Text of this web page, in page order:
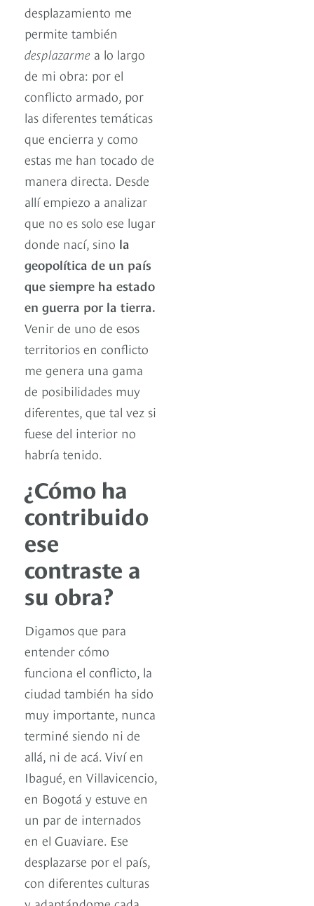
desplazamiento me
permite también
desplazarme a lo largo
de mi obra: por el
conflicto armado, por
las diferentes temáticas
que encierra y como
estas me han tocado de
manera directa. Desde
allí empiezo a analizar
que no es solo ese lugar
donde nací, sino la
geopolítica de un país
que siempre ha estado
en guerra por la tierra.
Venir de uno de esos
territorios en conflicto
me genera una gama
de posibilidades muy
diferentes, que tal vez si
fuese del interior no
habría tenido.
¿Cómo ha
contribuido
ese
contraste a
su obra?
Digamos que para
entender cómo
funciona el conflicto, la
ciudad también ha sido
muy importante, nunca
terminé siendo ni de
allá, ni de acá. Viví en
Ibagué, en Villavicencio,
en Bogotá y estuve en
un par de internados
en el Guaviare. Ese
desplazarse por el país,
con diferentes culturas